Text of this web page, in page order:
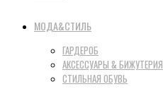
МОДА&СТИЛЬ
ГАРДЕРОБ
АКСЕССУАРЫ & БИЖУТЕРИЯ
СТИЛЬНАЯ ОБУВЬ